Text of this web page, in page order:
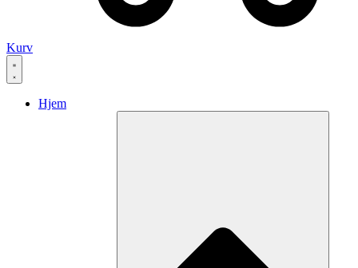
Kurv
Hjem